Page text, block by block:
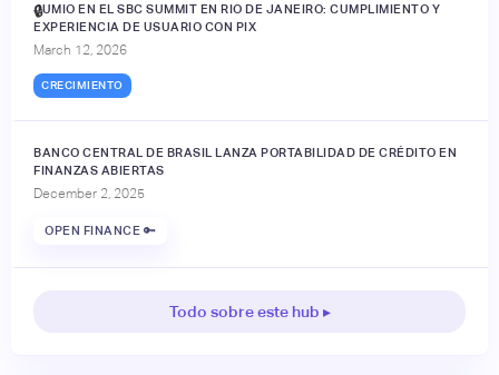
JUMIO EN EL SBC SUMMIT EN RIO DE JANEIRO: CUMPLIMIENTO Y
EXPERIENCIA DE USUARIO CON PIX
March 12, 2026
CRECIMIENTO
🔒
BANCO CENTRAL DE BRASIL LANZA PORTABILIDAD DE CRÉDITO EN
FINANZAS ABIERTAS
December 2, 2025
OPEN FINANCE 🔑
Todo sobre este hub ▸